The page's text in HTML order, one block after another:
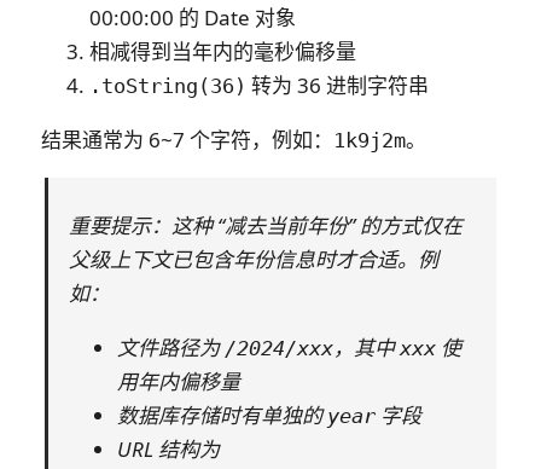
00:00:00 的 Date 对象
相减得到当年内的毫秒偏移量
.toString(36) 转为 36 进制字符串
结果通常为 6~7 个字符，例如：
1k9j2m。
重要提示：这种 “减去当前年份” 的方式仅在
父级上下文已包含年份信息时才合适。例
如：
文件路径为 /2024/xxx，其中xxx 使
用年内偏移量
数据库存储时有单独的year 字段
URL 结构为